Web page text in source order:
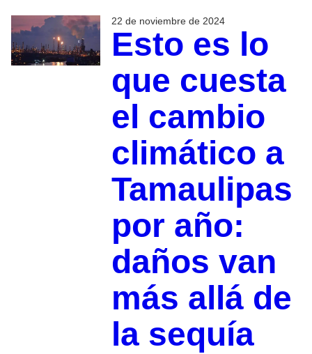
22 de noviembre de 2024
Esto es lo
que cuesta
el cambio
climático a
Tamaulipas
por año:
daños van
más allá de
la sequía